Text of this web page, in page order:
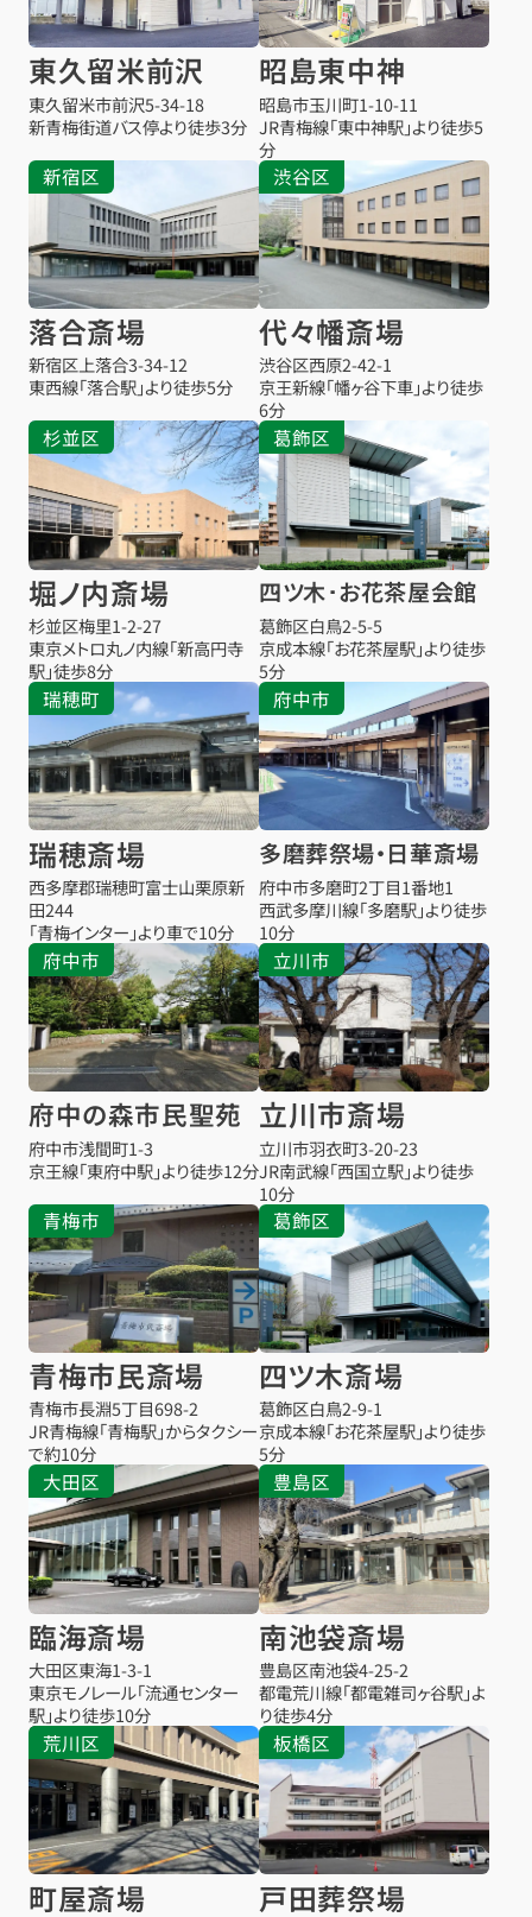
東久留米前沢
東久留米市前沢5-34-18
新青梅街道バス停より徒歩3分
昭島東中神
昭島市玉川町1-10-11
JR青梅線「東中神駅」より徒歩5
分
新宿区
落合斎場
新宿区上落合3-34-12
東西線「落合駅」より徒歩5分
渋谷区
代々幡斎場
渋谷区西原2-42-1
京王新線「幡ヶ谷下車」より徒歩
6分
杉並区
堀ノ内斎場
杉並区梅里1-2-27
東京メトロ丸ノ内線「新高円寺
駅」徒歩8分
葛飾区
四ツ木･お花茶屋会館
葛飾区白鳥2-5-5
京成本線「お花茶屋駅」より徒歩
5分
瑞穂町
瑞穂斎場
西多摩郡瑞穂町富士山栗原新
田244
「青梅インター」より車で10分
府中市
多磨葬祭場・日華斎場
府中市多磨町2丁目1番地1
西武多摩川線「多磨駅」より徒歩
10分
府中市
府中の森市民聖苑
府中市浅間町1-3
京王線「東府中駅」より徒歩12分
立川市
立川市斎場
立川市羽衣町3-20-23
JR南武線「西国立駅」より徒歩
10分
青梅市
青梅市民斎場
青梅市長淵5丁目698-2
JR青梅線「青梅駅」からタクシー
で約10分
葛飾区
四ツ木斎場
葛飾区白鳥2-9-1
京成本線「お花茶屋駅」より徒歩
5分
大田区
臨海斎場
大田区東海1-3-1
東京モノレール「流通センター
駅」より徒歩10分
豊島区
南池袋斎場
豊島区南池袋4-25-2
都電荒川線「都電雑司ヶ谷駅」よ
り徒歩4分
荒川区
町屋斎場
板橋区
戸田葬祭場